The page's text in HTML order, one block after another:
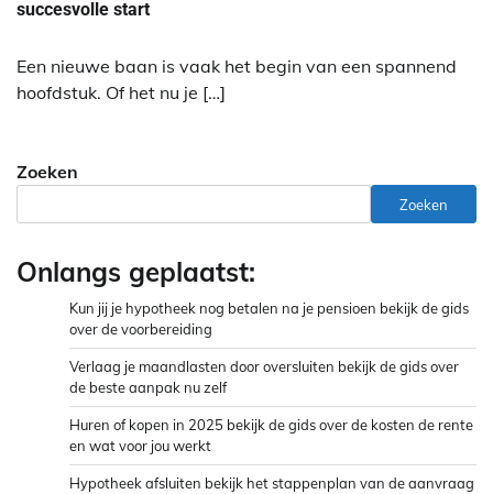
succesvolle start
Een nieuwe baan is vaak het begin van een spannend
hoofdstuk. Of het nu je […]
Zoeken
Zoeken
Onlangs geplaatst:
Kun jij je hypotheek nog betalen na je pensioen bekijk de gids
over de voorbereiding
Verlaag je maandlasten door oversluiten bekijk de gids over
de beste aanpak nu zelf
Huren of kopen in 2025 bekijk de gids over de kosten de rente
en wat voor jou werkt
Hypotheek afsluiten bekijk het stappenplan van de aanvraag